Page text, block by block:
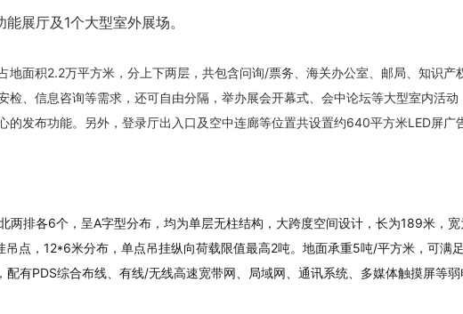
展厅及1个大型室外展场。
地面积2.2万平方米，分上下两层，共包含问询/票务、海关办公室、邮局、知识产
、信息咨询等需求，还可自由分隔，举办展会开幕式、会中论坛等大型室内活动
的发布功能。另外，登录厅出入口及空中连廊等位置共设置约640平方米LED屏广
两排各6个，呈A字型分布，均为单层无柱结构，大跨度空间设计，长为189米，
点，12*6米分布，单点吊挂纵向荷载限值最高2吨。地面承重5吨/平方米，可满
有PDS综合布线、有线/无线高速宽带网、局域网、通讯系统、多媒体触摸屏等